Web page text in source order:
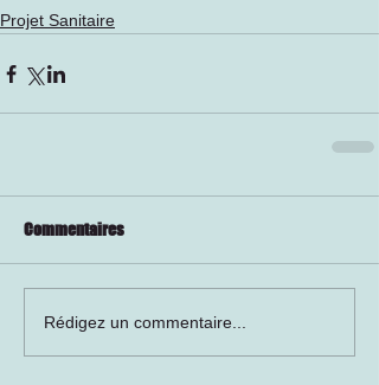
Projet Sanitaire
Commentaires
Rédigez un commentaire...